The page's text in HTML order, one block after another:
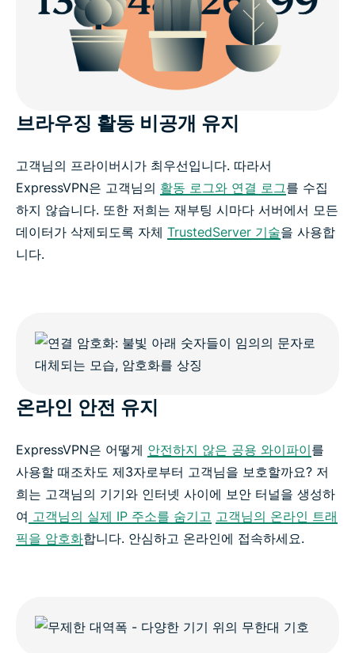
브라우징 활동 비공개 유지
고객님의 프라이버시가 최우선입니다. 따라서
ExpressVPN은 고객님의 활동 로그와 연결 로그를 수집
하지 않습니다. 또한 저희는 재부팅 시마다 서버에서 모든
데이터가 삭제되도록 자체 TrustedServer 기술을 사용합
니다.
온라인 안전 유지
ExpressVPN은 어떻게 안전하지 않은 공용 와이파이를
사용할 때조차도 제3자로부터 고객님을 보호할까요? 저
희는 고객님의 기기와 인터넷 사이에 보안 터널을 생성하
여 고객님의 실제 IP 주소를 숨기고 고객님의 온라인 트래
픽을 암호화합니다. 안심하고 온라인에 접속하세요.